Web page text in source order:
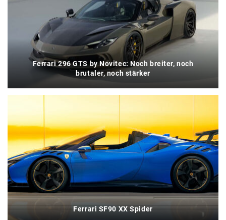
Ferrari 296 GTS by Novitec: Noch breiter, noch
brutaler, noch stärker
Ferrari SF90 XX Spider